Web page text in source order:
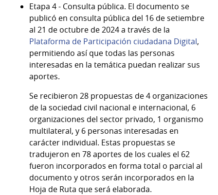
Etapa 4 - Consulta pública. El documento se
publicó en consulta pública del 16 de setiembre
al 21 de octubre de 2024 a través de la
Plataforma de Participación ciudadana Digital,
permitiendo así que todas las personas
interesadas en la temática puedan realizar sus
aportes.
Se recibieron 28 propuestas de 4 organizaciones
de la sociedad civil nacional e internacional, 6
organizaciones del sector privado, 1 organismo
multilateral, y 6 personas interesadas en
carácter individual. Estas propuestas se
tradujeron en 78 aportes de los cuales el 62
fueron incorporados en forma total o parcial al
documento y otros serán incorporados en la
Hoja de Ruta que será elaborada.